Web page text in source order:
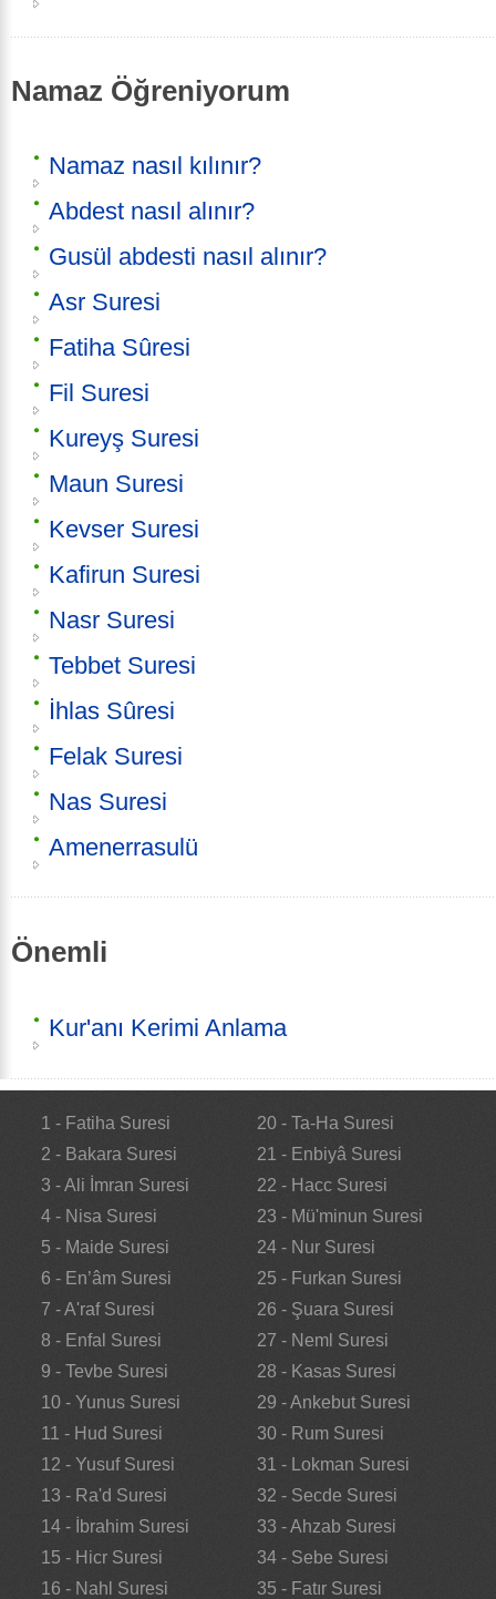
Namaz Öğreniyorum
Namaz nasıl kılınır?
Abdest nasıl alınır?
Gusül abdesti nasıl alınır?
Asr Suresi
Fatiha Sûresi
Fil Suresi
Kureyş Suresi
Maun Suresi
Kevser Suresi
Kafirun Suresi
Nasr Suresi
Tebbet Suresi
İhlas Sûresi
Felak Suresi
Nas Suresi
Amenerrasulü
Önemli
Kur'anı Kerimi Anlama
1 - Fatiha Suresi
2 - Bakara Suresi
3 - Ali İmran Suresi
4 - Nisa Suresi
5 - Maide Suresi
6 - En’âm Suresi
7 - A'raf Suresi
8 - Enfal Suresi
9 - Tevbe Suresi
10 - Yunus Suresi
11 - Hud Suresi
12 - Yusuf Suresi
13 - Ra'd Suresi
14 - İbrahim Suresi
15 - Hicr Suresi
16 - Nahl Suresi
20 - Ta-Ha Suresi
21 - Enbiyâ Suresi
22 - Hacc Suresi
23 - Mü'minun Suresi
24 - Nur Suresi
25 - Furkan Suresi
26 - Şuara Suresi
27 - Neml Suresi
28 - Kasas Suresi
29 - Ankebut Suresi
30 - Rum Suresi
31 - Lokman Suresi
32 - Secde Suresi
33 - Ahzab Suresi
34 - Sebe Suresi
35 - Fatır Suresi